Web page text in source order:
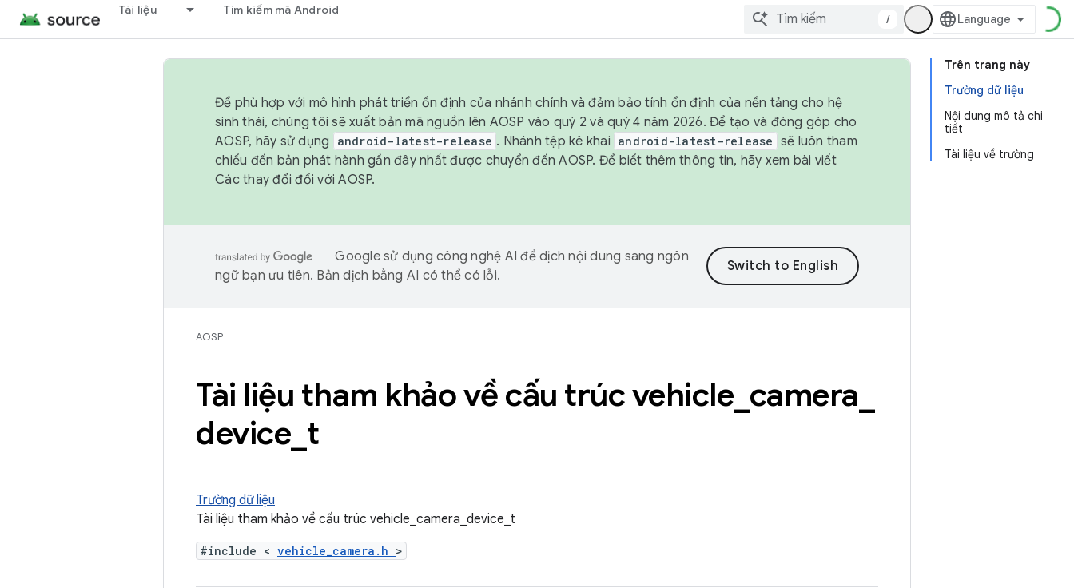
Tài liệu Tìm kiếm mã Android
/
Trên trang này
Trường dữ liệu
Nội dung mô tả chi
tiết
Tài liệu về trường
Để phù hợp với mô hình phát triển ổn định của nhánh chính và đảm bảo tính ổn định của nền tảng cho hệ
sinh thái, chúng tôi sẽ xuất bản mã nguồn lên AOSP vào quý 2 và quý 4 năm 2026. Để tạo và đóng góp cho
AOSP, hãy sử dụng
android-latest-release . Nhánh tệp kê khai android-latest-release sẽ luôn tham
chiếu đến bản phát hành gần đây nhất được chuyển đến AOSP. Để biết thêm thông tin, hãy xem bài viết
Các thay đổi đối với AOSP.
Google sử dụng công nghệ AI để dịch nội dung sang ngôn
ngữ bạn ưu tiên. Bản dịch bằng AI có thể có lỗi.
AOSP
Tài liệu tham khảo về cấu trúc vehicle camera
device t
Trường dữ liệu
Tài liệu tham khảo về cấu trúc vehicle_camera_device_t
#include < vehicle_camera.h >